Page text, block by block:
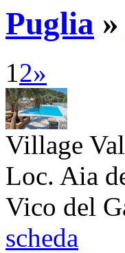
Puglia »
12»
Village
Loc. Aia
Vico del
scheda